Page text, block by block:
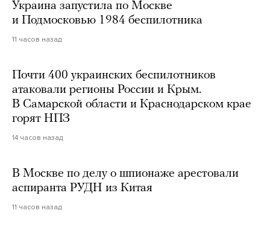
Украина запустила по Москве
и Подмосковью 1984 беспилотника
11 часов назад
Почти 400 украинских беспилотников
атаковали регионы России и Крым.
В Самарской области и Краснодарском крае
горят НПЗ
14 часов назад
В Москве по делу о шпионаже арестовали
аспиранта РУДН из Китая
11 часов назад